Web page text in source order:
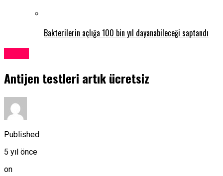
Bakterilerin açlığa 100 bin yıl dayanabileceği saptandı
Antijen testleri artık ücretsiz
Published
5 yıl önce
on